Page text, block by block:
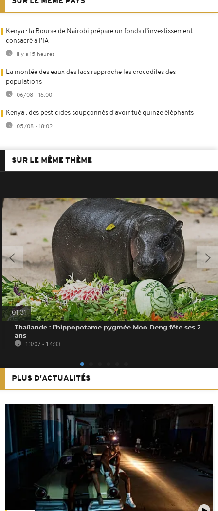
Kenya : la Bourse de Nairobi prépare un fonds d’investissement
consacré à l’IA
Il y a 15 heures
La montée des eaux des lacs rapproche les crocodiles des
populations
06/08 - 16:00
Kenya : des pesticides soupçonnés d'avoir tué quinze éléphants
05/08 - 18:02
SUR LE MÊME THÈME
01:31
Thaïlande : l’hippopotame pygmée Moo Deng fête ses 2
ans
13/07 - 14:33
PLUS D'ACTUALITÉS